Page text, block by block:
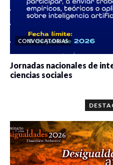
CONVOCATORIAS
Jornadas nacionales de
ciencias sociales